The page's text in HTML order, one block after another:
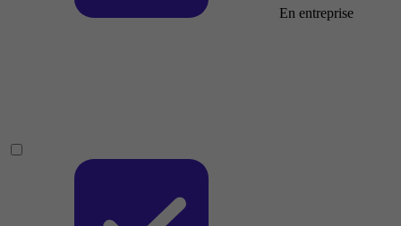
En entreprise